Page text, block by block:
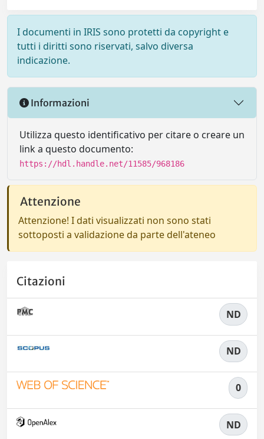
I documenti in IRIS sono protetti da copyright e
tutti i diritti sono riservati, salvo diversa
indicazione.
Informazioni
Utilizza questo identificativo per citare o creare un
link a questo documento:
https://hdl.handle.net/11585/968186
Attenzione
Attenzione! I dati visualizzati non sono stati
sottoposti a validazione da parte dell'ateneo
Citazioni
ND
ND
0
ND